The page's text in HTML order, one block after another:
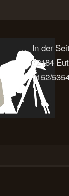
In der
72184
0152/